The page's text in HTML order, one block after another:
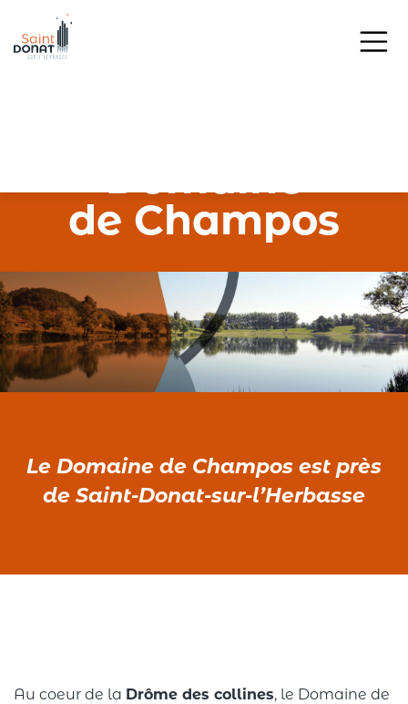
Domaine
de Champos
Le Domaine de Champos est près
de Saint-Donat-sur-l’Herbasse
Au coeur de la Drôme des collines, le Domaine de